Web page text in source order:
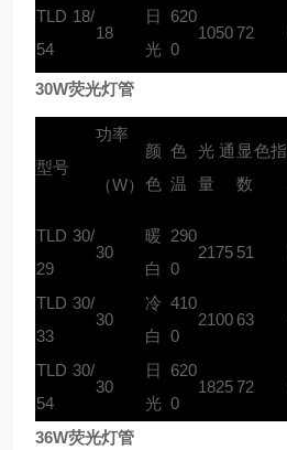
TLD 18/
54
18
日
光
620
0
105072
30W荧光灯管
型号
功率
颜
色
色
温
光通
量
显色指
数
（W）
TLD 30/
29
30
暖
白
290
0
2175 51
TLD 30/
33
30
冷
白
410
0
2100 63
TLD 30/
54
30
日
光
620
0
182572
36W荧光灯管